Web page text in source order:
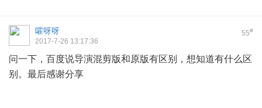
55#
嚯呀呀
2017-7-26 13:17:36
问一下，百度说导演混剪版和原版有区别，想知道有什么区
别。最后感谢分享